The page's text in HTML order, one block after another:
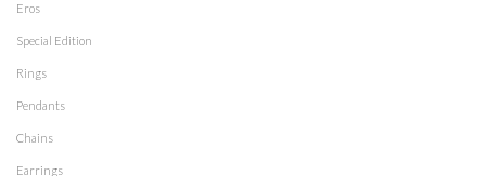
Eros
Special Edition
Rings
Pendants
Chains
Earrings